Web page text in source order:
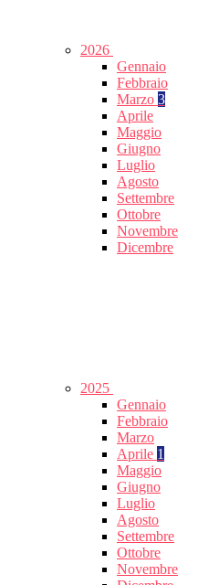
2026
Gennaio
Febbraio
Marzo 3
Aprile
Maggio
Giugno
Luglio
Agosto
Settembre
Ottobre
Novembre
Dicembre
2025
Gennaio
Febbraio
Marzo
Aprile 1
Maggio
Giugno
Luglio
Agosto
Settembre
Ottobre
Novembre